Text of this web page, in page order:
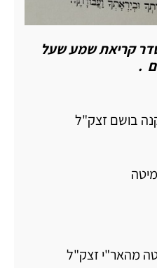
קריאת שמע שעל
.
בושם זצק"ל
מהאר"י זצק"ל